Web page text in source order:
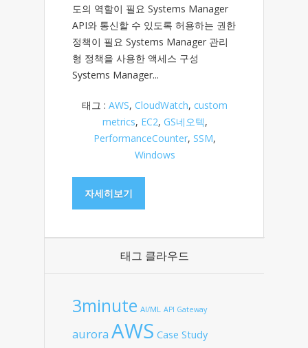
도의 역할이 필요 Systems Manager
API와 통신할 수 있도록 허용하는 권한
정책이 필요 Systems Manager 관리
형 정책을 사용한 액세스 구성
Systems Manager...
태그 : AWS, CloudWatch, custom
metrics, EC2, GS네오텍,
PerformanceCounter, SSM,
Windows
자세히보기
태그 클라우드
3minute AI/ML API Gateway
aurora AWS Case Study